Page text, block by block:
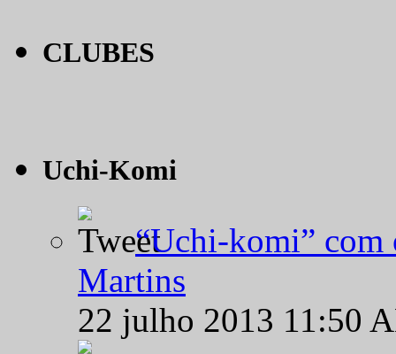
CLUBES
Uchi-Komi
“Uchi-komi” com
Martins
22 julho 2013 11:50